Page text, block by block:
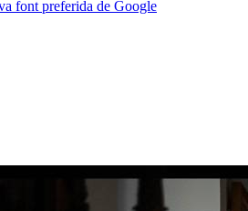
font preferida de Google